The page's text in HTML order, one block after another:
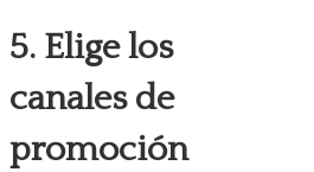
5. Elige los
canales de
promoción